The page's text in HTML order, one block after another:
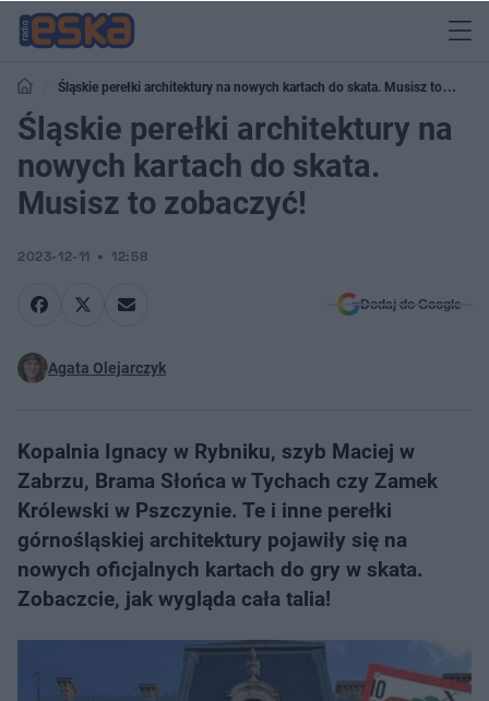
Śląskie perełki architektury na nowych kartach do skata. Musisz to
zobaczyć!
Śląskie perełki architektury na
nowych kartach do skata.
Musisz to zobaczyć!
2023-12-11 12:58
Dodaj do Google
Agata Olejarczyk
Kopalnia Ignacy w Rybniku, szyb Maciej w
Zabrzu, Brama Słońca w Tychach czy Zamek
Królewski w Pszczynie. Te i inne perełki
górnośląskiej architektury pojawiły się na
nowych oficjalnych kartach do gry w skata.
Zobaczcie, jak wygląda cała talia!